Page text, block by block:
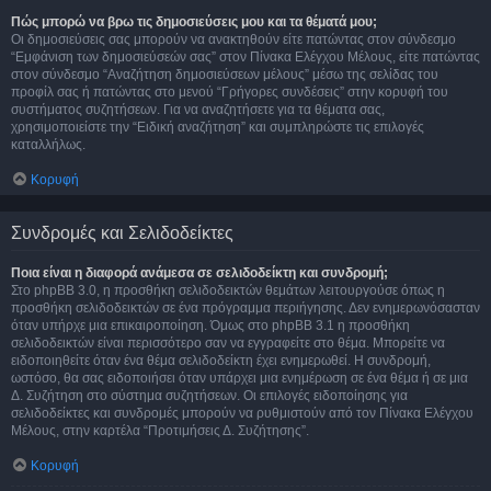
Πώς μπορώ να βρω τις δημοσιεύσεις μου και τα θέματά μου;
Οι δημοσιεύσεις σας μπορούν να ανακτηθούν είτε πατώντας στον σύνδεσμο
“Εμφάνιση των δημοσιεύσεών σας” στον Πίνακα Ελέγχου Μέλους, είτε πατώντας
στον σύνδεσμο “Αναζήτηση δημοσιεύσεων μέλους” μέσω της σελίδας του
προφίλ σας ή πατώντας στο μενού “Γρήγορες συνδέσεις” στην κορυφή του
συστήματος συζητήσεων. Για να αναζητήσετε για τα θέματα σας,
χρησιμοποιείστε την “Ειδική αναζήτηση” και συμπληρώστε τις επιλογές
καταλλήλως.
Κορυφή
Συνδρομές και Σελιδοδείκτες
Ποια είναι η διαφορά ανάμεσα σε σελιδοδείκτη και συνδρομή;
Στο phpBB 3.0, η προσθήκη σελιδοδεικτών θεμάτων λειτουργούσε όπως η
προσθήκη σελιδοδεικτών σε ένα πρόγραμμα περιήγησης. Δεν ενημερωνόσασταν
όταν υπήρχε μια επικαιροποίηση. Όμως στο phpBB 3.1 η προσθήκη
σελιδοδεικτών είναι περισσότερο σαν να εγγραφείτε στο θέμα. Μπορείτε να
ειδοποιηθείτε όταν ένα θέμα σελιδοδείκτη έχει ενημερωθεί. Η συνδρομή,
ωστόσο, θα σας ειδοποιήσει όταν υπάρχει μια ενημέρωση σε ένα θέμα ή σε μια
Δ. Συζήτηση στο σύστημα συζητήσεων. Οι επιλογές ειδοποίησης για
σελιδοδείκτες και συνδρομές μπορούν να ρυθμιστούν από τον Πίνακα Ελέγχου
Μέλους, στην καρτέλα “Προτιμήσεις Δ. Συζήτησης”.
Κορυφή